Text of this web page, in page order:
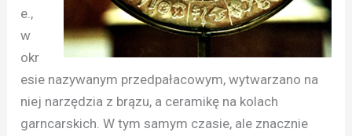
e.,
w
okr
esie nazywanym przedpałacowym, wytwarzano na
niej narzędzia z brązu, a ceramikę na kolach
garncarskich. W tym samym czasie, ale znacznie